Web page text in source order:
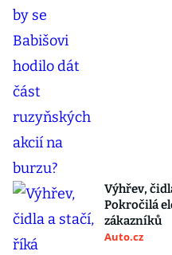
Výhřev,
Pokročilá
zákazníků
Auto.cz